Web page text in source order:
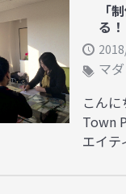
「
る
マ
こん
Town
エイテ